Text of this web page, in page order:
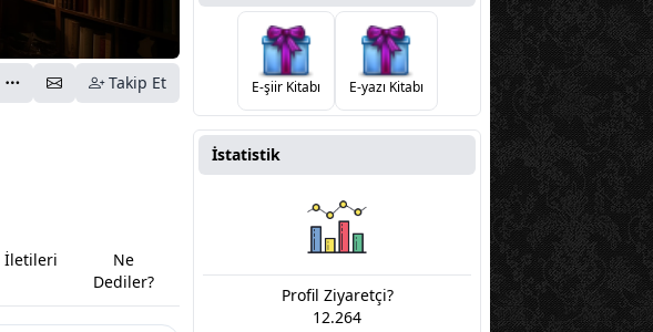
Takip Et
İletileri
Ne
Dediler?
E-şiir Kitabı E-yazı Kitabı
İstatistik
Profil Ziyaretçi?
12.264